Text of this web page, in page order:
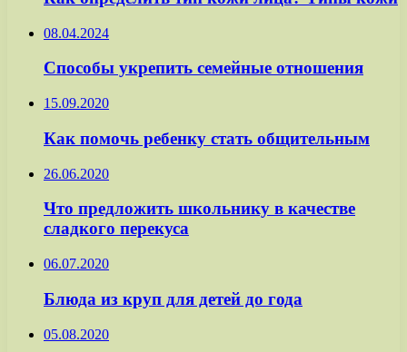
08.04.2024
Способы укрепить семейные отношения
15.09.2020
Как помочь ребенку стать общительным
26.06.2020
Что предложить школьнику в качестве
сладкого перекуса
06.07.2020
Блюда из круп для детей до года
05.08.2020